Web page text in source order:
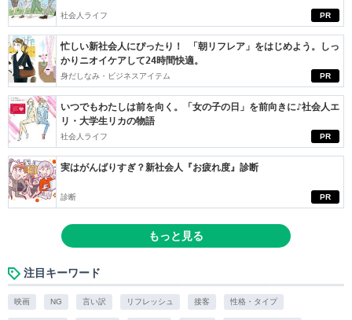
PR
社会人ライフ
PR
忙しい新社会人にぴったり！ 「朝リフレア」をはじめよう。しっ
かりニオイケアして24時間快適。
身だしなみ・ビジネスアイテム
PR
いつでもわたしは前を向く。「女の子の日」を前向きに♪社会人エ
リ・大学生リカの物語
社会人ライフ
PR
実はがんばりすぎ？新社会人『お疲れ度』診断
診断
もっと見る
注目キーワード
映画 NG 言い訳 リフレッシュ 接客 性格・タイプ